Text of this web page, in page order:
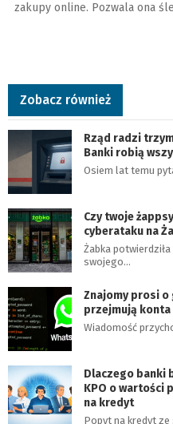
zakupy online. Pozwala ona
Zobacz również
Rząd radzi
Banki robią
Osiem lat temu
Czy twoje
cyberataku na
Żabka
swojego…
Znajomy prosi o
przejmują konta
Wiadomość
Dlaczego banki
KPO o wartości
na kredyt
Popyt na kredyt